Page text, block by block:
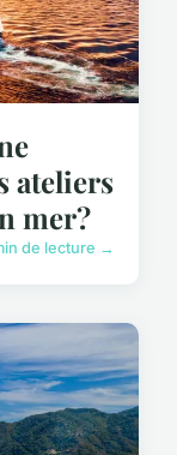
ateliers
mer?
de lecture →